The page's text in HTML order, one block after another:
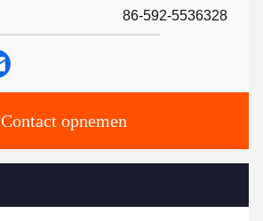
86-592-5536328
Contact opnemen